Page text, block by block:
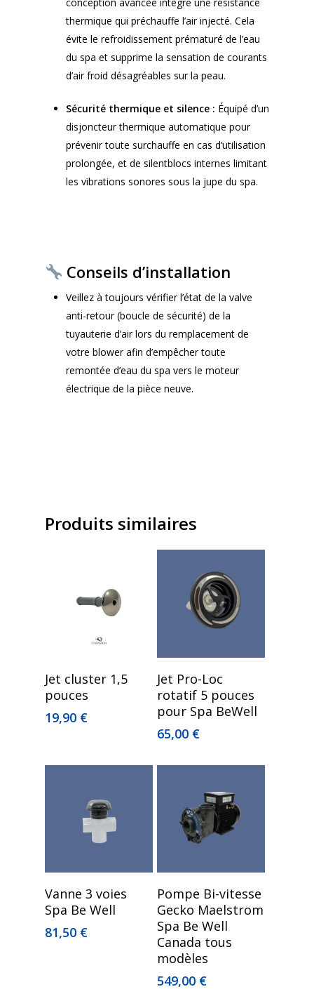
thermique qui préchauffe l’air injecté. Cela
évite le refroidissement prématuré de l’eau
du spa et supprime la sensation de courants
d’air froid désagréables sur la peau.
Sécurité thermique et silence : Équipé d’un
disjoncteur thermique automatique pour
prévenir toute surchauffe en cas d’utilisation
prolongée, et de silentblocs internes limitant
les vibrations sonores sous la jupe du spa.
Conseils d’installation
Veillez à toujours vérifier l’état de la valve
anti-retour (boucle de sécurité) de la
tuyauterie d’air lors du remplacement de
votre blower afin d’empêcher toute
remontée d’eau du spa vers le moteur
électrique de la pièce neuve.
Produits similaires
Lire La Suite
Jet cluster 1,5
pouces
19,90 €
Jet Pro-Loc
rotatif 5 pouces
pour Spa BeWell
65,00 €
Lire La Suite
Vanne 3 voies
Spa Be Well
81,50 €
Lire La Suite
Pompe Bi-vitesse
Gecko Maelstrom
Spa Be Well
Canada tous
modèles
549,00 €